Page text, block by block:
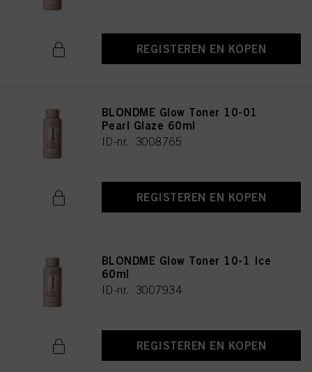
REGISTEREN EN KOPEN
BLONDME Glow Toner 10-01
Pearl Glaze 60ml
ID-nr. 3008765
REGISTEREN EN KOPEN
BLONDME Glow Toner 10-1 Ice
60ml
ID-nr. 3007934
REGISTEREN EN KOPEN